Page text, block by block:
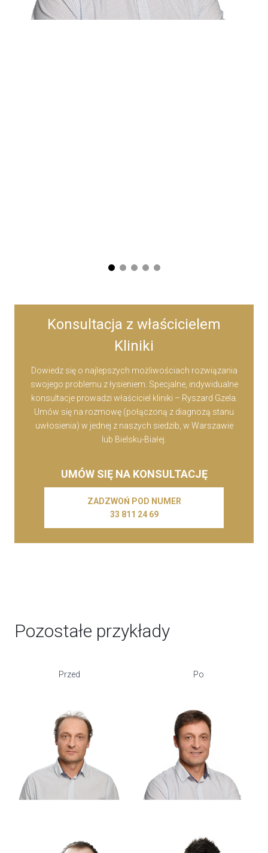
Konsultacja z właścicielem
Kliniki
Dowiedz się o najlepszych możliwościach rozwiązania
swojego problemu z łysieniem. Specjalne, indywidualne
konsultacje prowadzi właściciel kliniki – Ryszard Gzela.
Umów się na rozmowę (połączoną z diagnozą stanu
uwłosienia) w jednej z naszych siedzib, w Warszawie
lub Bielsku-Białej.
UMÓW SIĘ NA KONSULTACJĘ
ZADZWOŃ POD NUMER
33 811 24 69
Pozostałe przykłady
Przed Po